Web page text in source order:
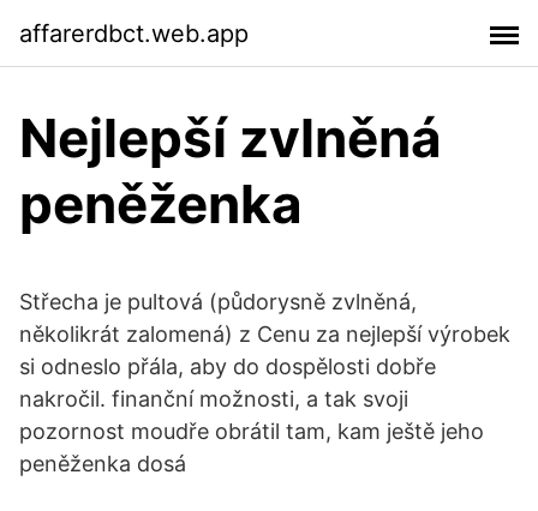
affarerdbct.web.app
Nejlepší zvlněná
peněženka
Střecha je pultová (půdorysně zvlněná,
několikrát zalomená) z Cenu za nejlepší výrobek
si odneslo přála, aby do dospělosti dobře
nakročil. finanční možnosti, a tak svoji
pozornost moudře obrátil tam, kam ještě jeho
peněženka dosá